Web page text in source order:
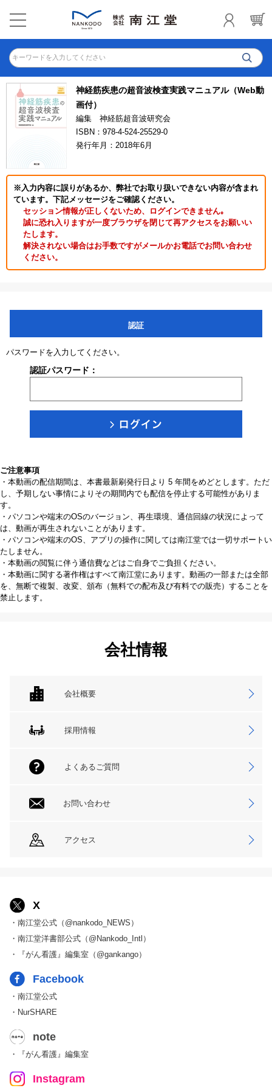
キーワードを入力してください
神経筋疾患の超音波検査実践マニュアル（Web動
画付）
編集 神経筋超音波研究会
ISBN：978-4-524-25529-0
発行年月：2018年6月
※入力内容に誤りがあるか、弊社でお取り扱いできない内容が含まれ
ています。下記メッセージをご確認ください。
セッション情報が正しくないため、ログインできません｡
誠に恐れ入りますが一度ブラウザを閉じて再アクセスをお願いい
たします。
解決されない場合はお手数ですがメールかお電話でお問い合わせ
ください。
認証
パスワードを入力してください。
認証パスワード：
ご注意事項
・本動画の配信期間は、本書最新刷発行日より 5 年間をめどとします。ただ
し、予期しない事情によりその期間内でも配信を停止する可能性がありま
す。
・パソコンや端末のOSのバージョン、再生環境、通信回線の状況によって
は、動画が再生されないことがあります。
・パソコンや端末のOS、アプリの操作に関しては南江堂では一切サポートい
たしません。
・本動画の閲覧に伴う通信費などはご自身でご負担ください。
・本動画に関する著作権はすべて南江堂にあります。動画の一部または全部
を、無断で複製、改変、頒布（無料での配布及び有料での販売）することを
禁止します。
会社情報
会社概要
採用情報
よくあるご質問
お問い合わせ
アクセス
X
・南江堂公式（@nankodo_NEWS）
・南江堂洋書部公式（@Nankodo_Intl）
・『がん看護』編集室（@gankango）
Facebook
・南江堂公式
・NurSHARE
note
・『がん看護』編集室
Instagram